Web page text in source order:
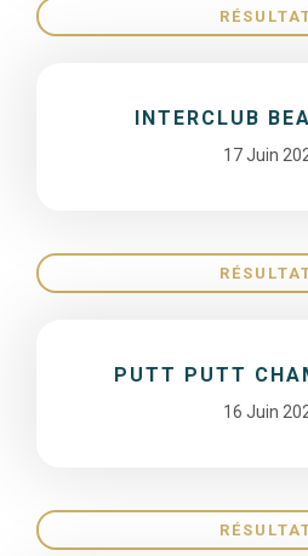
INTERCLUB
17 Juin
PUTT PUTT
16 Juin